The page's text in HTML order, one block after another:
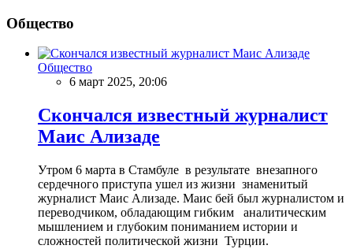
Общество
Общество
6 март 2025, 20:06
Скончался известный журналист
Маис Ализаде
Утром 6 марта в Стамбуле в результате внезапного
сердечного приступа ушел из жизни знаменитый
журналист Маис Ализаде. Маис бей был журналистом и
переводчиком, обладающим гибким аналитическим
мышлением и глубоким пониманием истории и
сложностей политической жизни Турции.